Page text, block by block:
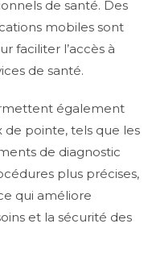
de santé. Des
mobiles sont
faciliter l’accès à
de santé.
également
de pointe, tels que les
de diagnostic
plus précises,
qui améliore
et la sécurité des